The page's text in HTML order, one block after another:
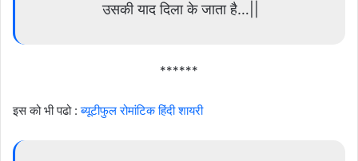
उसकी याद दिला के जाता है…||
******
इस को भी पढो :ब्यूटीफुल रोमांटिक हिंदी शायरी